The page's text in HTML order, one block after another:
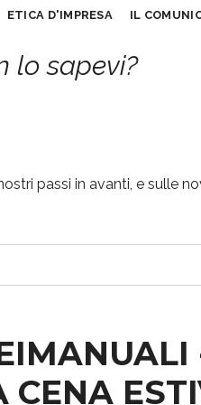
ETICA D'IMPRESA IL
lo sapevi?
passi in avanti, e sulle
CENA